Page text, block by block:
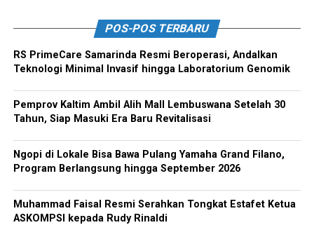
POS-POS TERBARU
RS PrimeCare Samarinda Resmi Beroperasi, Andalkan
Teknologi Minimal Invasif hingga Laboratorium Genomik
Pemprov Kaltim Ambil Alih Mall Lembuswana Setelah 30
Tahun, Siap Masuki Era Baru Revitalisasi
Ngopi di Lokale Bisa Bawa Pulang Yamaha Grand Filano,
Program Berlangsung hingga September 2026
Muhammad Faisal Resmi Serahkan Tongkat Estafet Ketua
ASKOMPSI kepada Rudy Rinaldi